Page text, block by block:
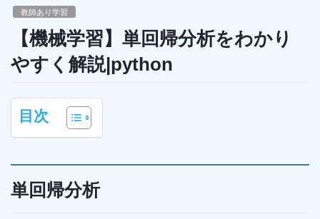
教師あり学習
【機械学習】単回帰分析をわかり
やすく解説|python
目次
単回帰分析